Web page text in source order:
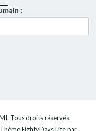
:
. Tous droits réservés.
EightyDays Litepar